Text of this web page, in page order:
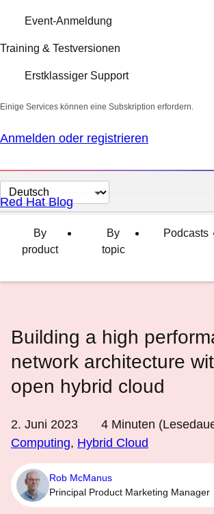
Event-Anmeldung
Training & Testversionen
Erstklassiger Support
Einige Services können eine Subskription erfordern.
Anmelden oder registrieren
Sprache
auswählen
Red Hat Blog
By
product
By
topic
Podcasts
Building a high
network architecture
open hybrid cloud
2. Juni 2023 4 Minuten
Computing, Hybrid Cloud
Rob McManus
Principal Product Marketing Manager